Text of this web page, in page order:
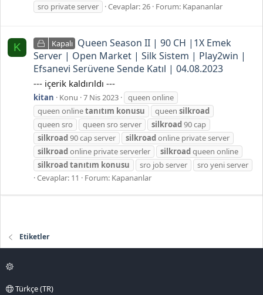
sro private server
Cevaplar: 26 Forum: Kapananlar
K Kapalı Queen Season II | 90 CH |1X Emek
Server | Open Market | Silk Sistem | Play2win |
Efsanevi Serüvene Sende Katıl | 04.08.2023
--- içerik kaldırıldı ---
kitan Konu 7 Nis 2023
queen online
queen onlinetanıtım konusu queen silkroad
queen sro
queen sro server silkroad 90 cap
silkroad 90 cap server silkroad online private server
silkroad online private serverler silkroad queen online
silkroad tanıtım konusu sro job server
sro yeni server
Cevaplar: 11
Forum: Kapananlar
Etiketler
Türkçe (TR)